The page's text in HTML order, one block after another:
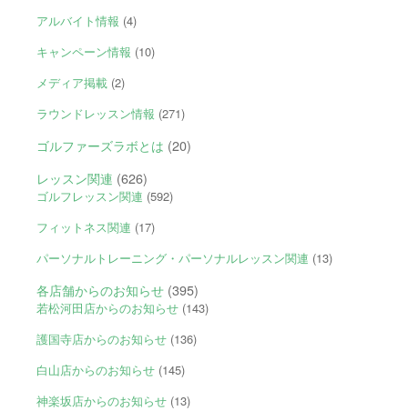
アルバイト情報 (4)
キャンペーン情報 (10)
メディア掲載(2)
ラウンドレッスン情報 (271)
ゴルファーズラボとは (20)
レッスン関連 (626)
ゴルフレッスン関連 (592)
フィットネス関連 (17)
パーソナルトレーニング・パーソナルレッスン関連 (13)
各店舗からのお知らせ(395)
若松河田店からのお知らせ(143)
護国寺店からのお知らせ(136)
白山店からのお知らせ(145)
神楽坂店からのお知らせ(13)